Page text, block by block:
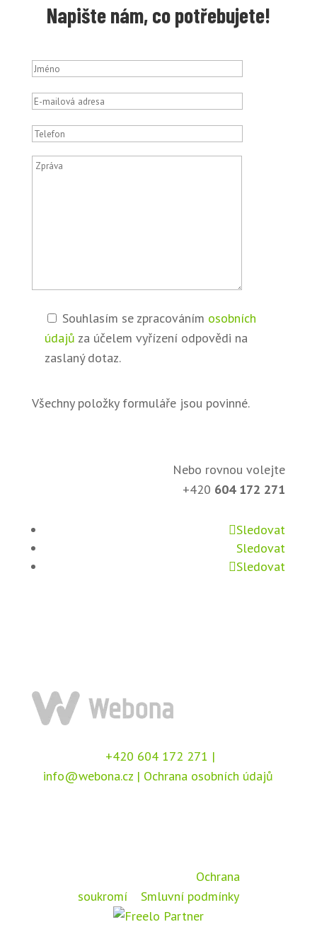
Napište nám, co potřebujete!
Souhlasím se zpracováním osobních
údajů za účelem vyřízení odpovědi na
zaslaný dotaz.
Všechny položky formuláře jsou povinné.
Nebo rovnou volejte
+420 604 172 271
Sledovat
Sledovat
Sledovat
+420 604 172 271 |
info@webona.cz | Ochrana osobních údajů
Ochrana
soukromía Smluvní podmínky